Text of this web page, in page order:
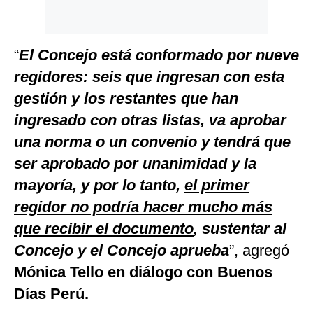
“El Concejo está conformado por nueve
regidores: seis que ingresan con esta
gestión y los restantes que han
ingresado con otras listas, va aprobar
una norma o un convenio y tendrá que
ser aprobado por unanimidad y la
mayoría, y por lo tanto, el primer
regidor no podría hacer mucho más
que recibir el documento, sustentar al
Concejo y el Concejo aprueba”, agregó
Mónica Tello en diálogo con Buenos
Días Perú.